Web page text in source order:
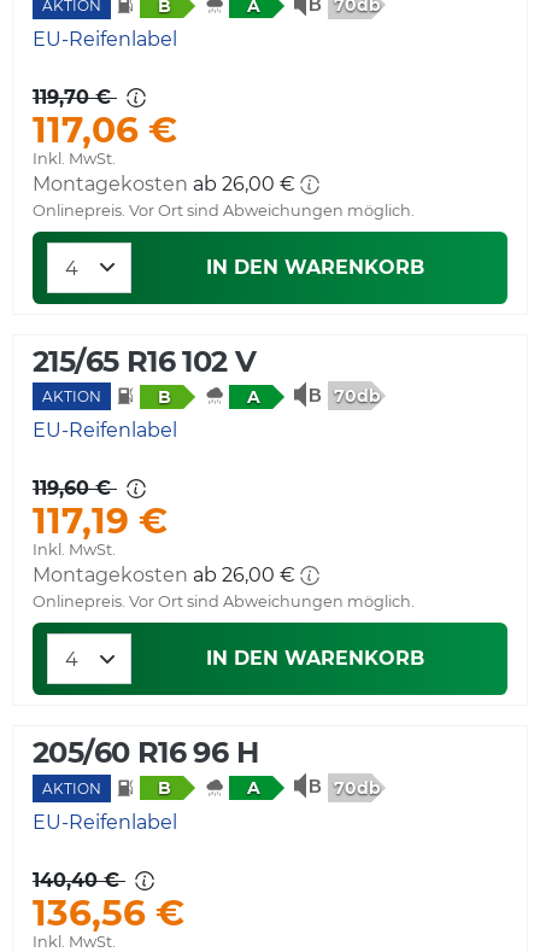
AKTION B A 70db
EU-Reifenlabel
119,70 €
117,06 €
Inkl. MwSt.
Montagekosten
Onlinepreis. Vor Ort sind Abweichungen möglich.
IN DEN WARENKORB
215/65 R16 102 V
AKTION B A 70db
EU-Reifenlabel
119,60 €
117,19 €
Inkl. MwSt.
Montagekosten
Onlinepreis. Vor Ort sind Abweichungen möglich.
IN DEN WARENKORB
205/60 R16 96 H
AKTION B A 70db
EU-Reifenlabel
140,40 €
136,56 €
Inkl. MwSt.